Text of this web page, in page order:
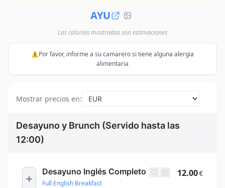
AYU
Las calorías mostradas son estimaciones
⚠️Por favor, informe a su camarero si tiene alguna alergia
alimentaria
Mostrar precios en:
Desayuno y Brunch (Servido hasta las
12:00)
Desayuno Inglés Completo
Full English Breakfast
12.00€